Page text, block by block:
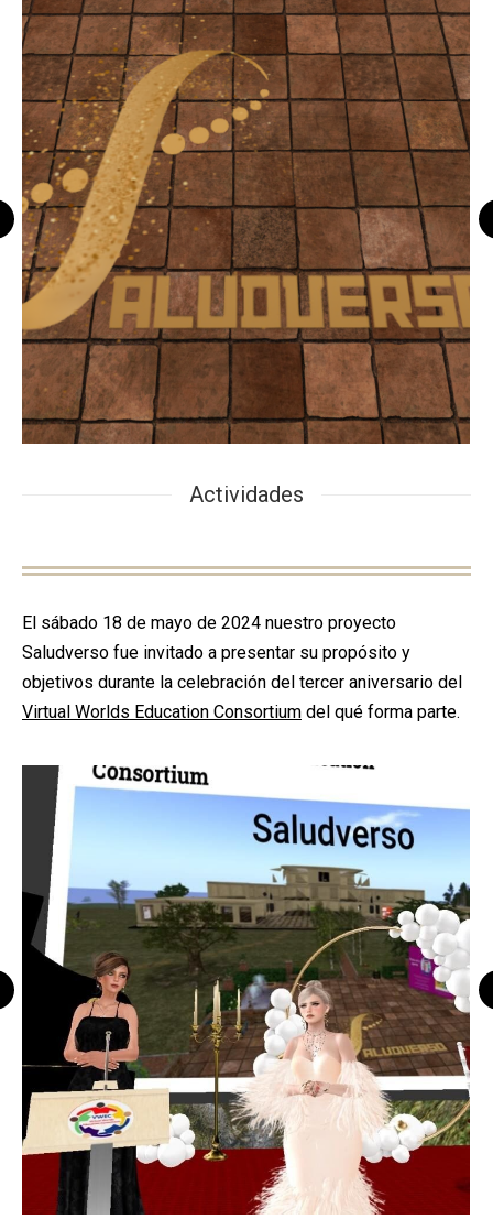
Actividades
El sábado 18 de mayo de 2024 nuestro proyecto
Saludverso fue invitado a presentar su propósito y
objetivos durante la celebración del tercer aniversario del
Virtual Worlds Education Consortium del qué forma parte.